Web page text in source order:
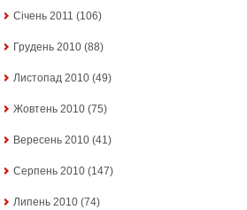
Січень 2011 (106)
Грудень 2010 (88)
Листопад 2010 (49)
Жовтень 2010 (75)
Вересень 2010 (41)
Серпень 2010 (147)
Липень 2010 (74)